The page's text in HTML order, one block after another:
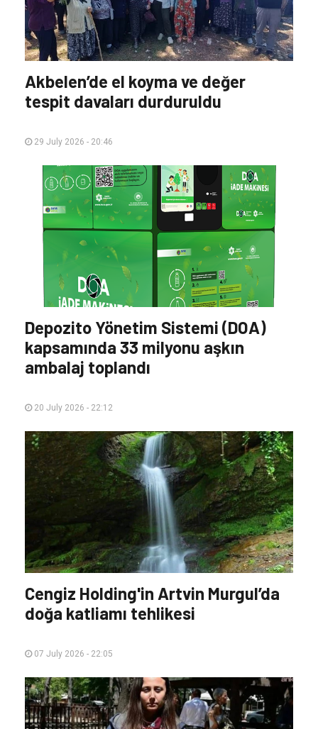
Akbelen’de el koyma ve değer
tespit davaları durduruldu
29 July 2026 - 20:46
Depozito Yönetim Sistemi (DOA)
kapsamında 33 milyonu aşkın
ambalaj toplandı
20 July 2026 - 22:12
Cengiz Holding'in Artvin Murgul’da
doğa katliamı tehlikesi
07 July 2026 - 22:05